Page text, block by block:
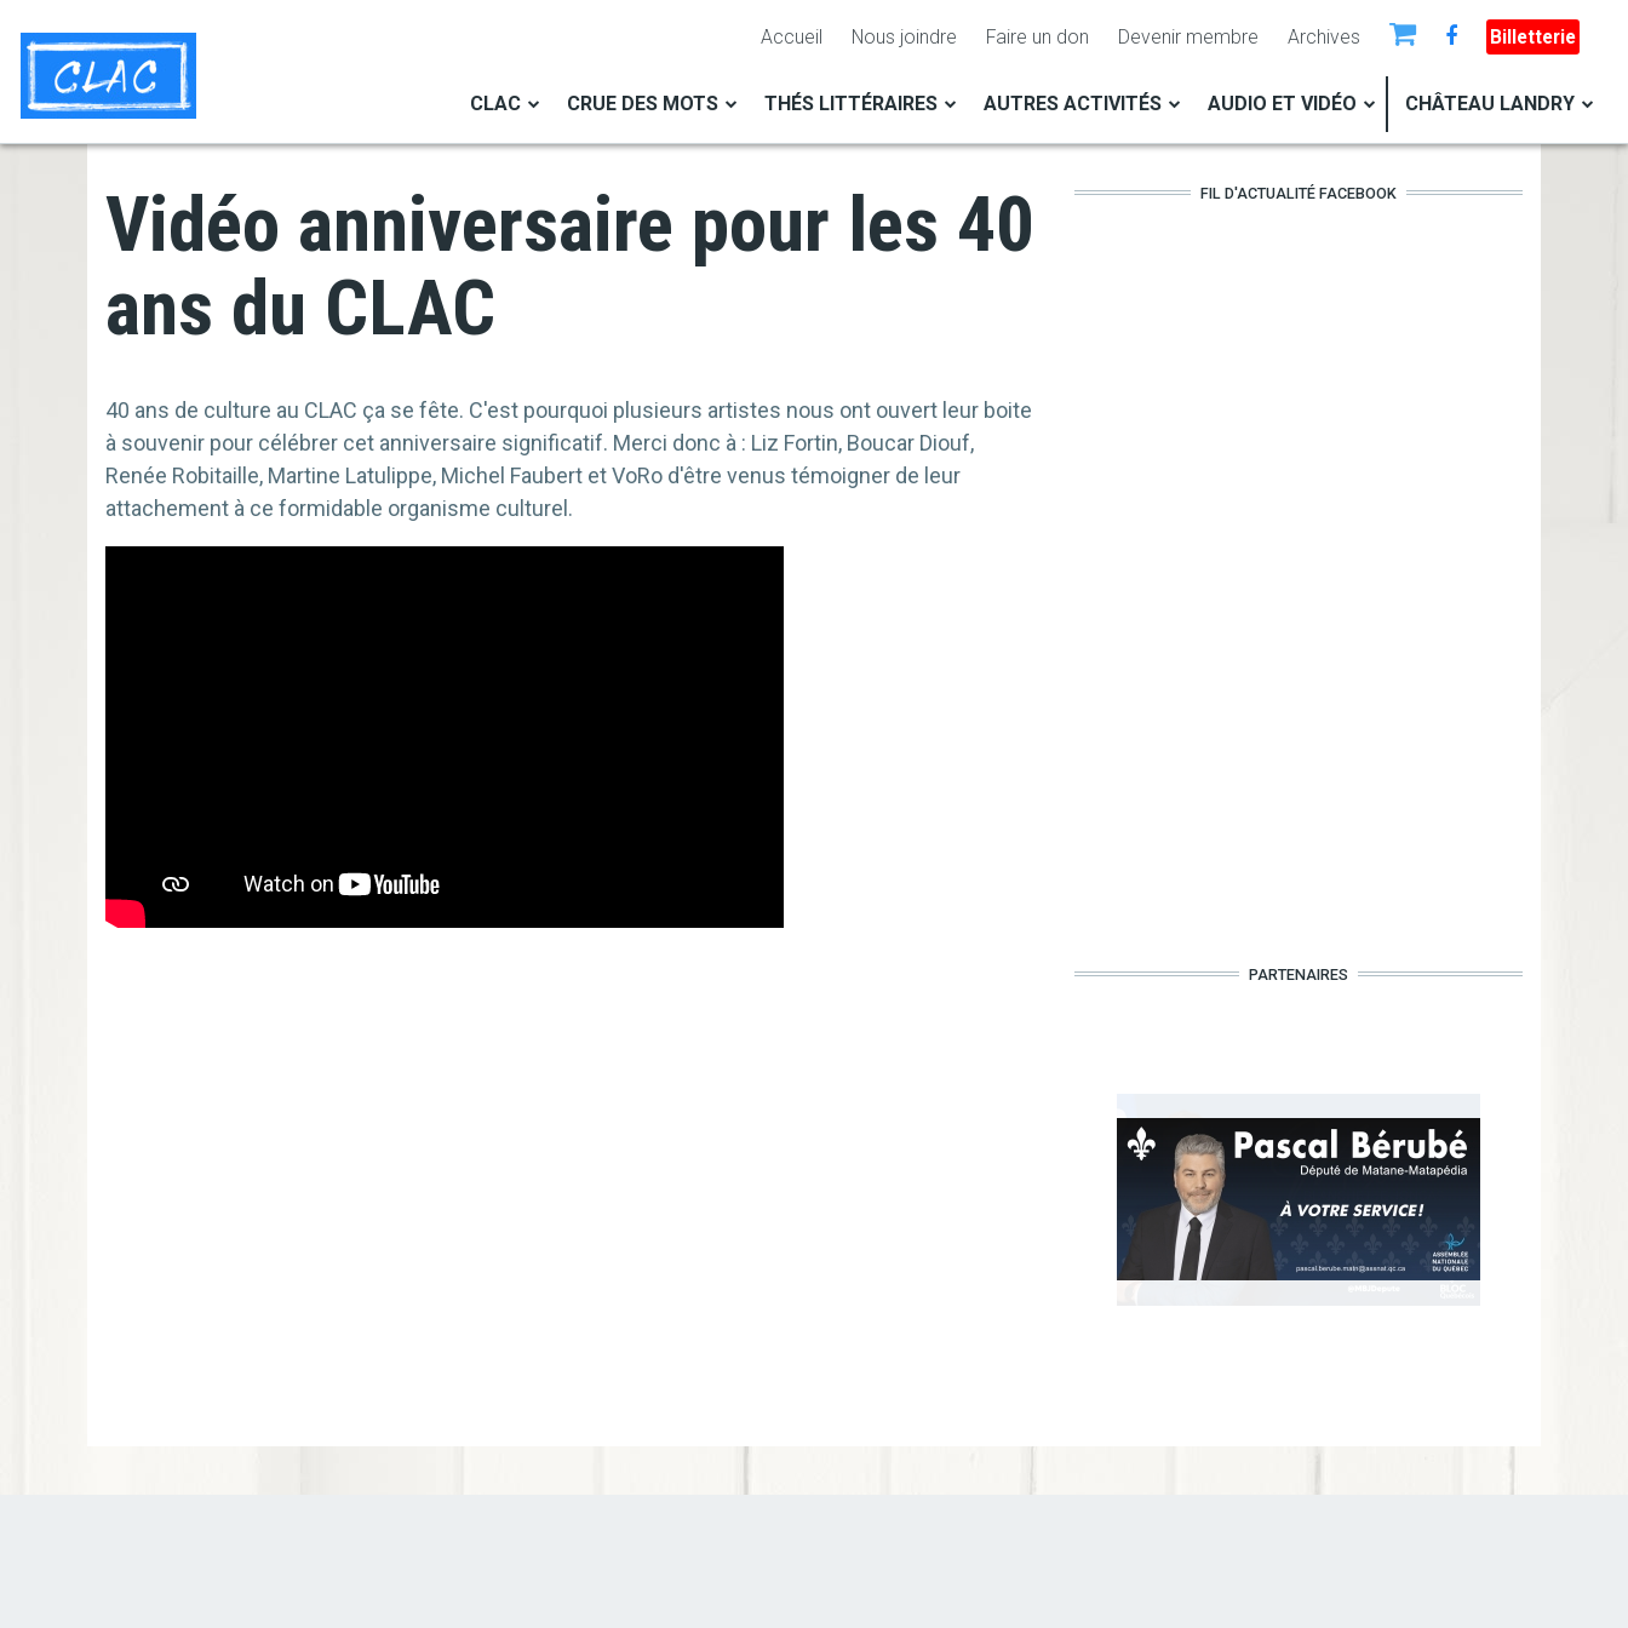
contenu
principal
Navigation
secondaire
Accueil Nous joindre Faire un don Devenir membre Archives Billetterie
CLAC CRUE DES MOTS THÉS LITTÉRAIRES AUTRES ACTIVITÉS AUDIO ET VIDÉO CHÂTEAU LANDRY
Vidéo anniversaire pour les 40
ans du CLAC
40 ans de culture au CLAC ça se fête. C'est pourquoi plusieurs artistes nous ont ouvert leur boite
à souvenir pour célébrer cet anniversaire significatif. Merci donc à : Liz Fortin, Boucar Diouf,
Renée Robitaille, Martine Latulippe, Michel Faubert et VoRo d'être venus témoigner de leur
attachement à ce formidable organisme culturel.
FIL D'ACTUALITÉ FACEBOOK
PARTENAIRES